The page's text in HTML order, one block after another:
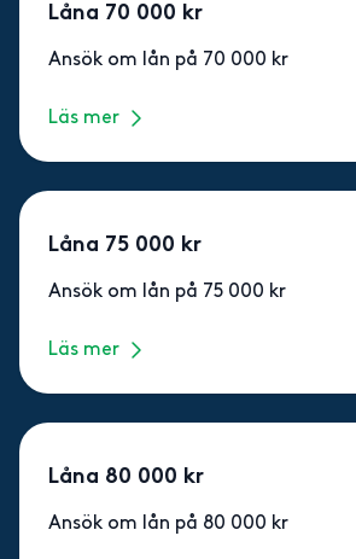
Låna 70 000 kr
Ansök om lån på 70 000 kr
Läs mer
Låna 75 000 kr
Ansök om lån på 75 000 kr
Läs mer
Låna 80 000 kr
Ansök om lån på 80 000 kr